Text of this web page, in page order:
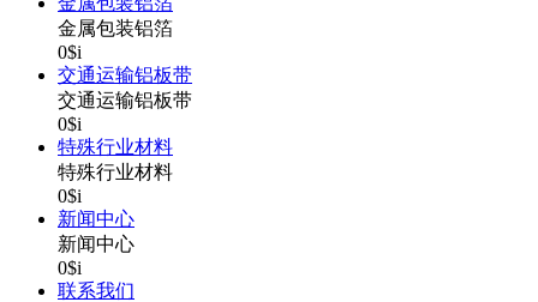
金属包装铝箔
0$i
交通运输铝板带
交通运输铝板带
0$i
特殊行业材料
特殊行业材料
0$i
新闻中心
新闻中心
0$i
联系我们